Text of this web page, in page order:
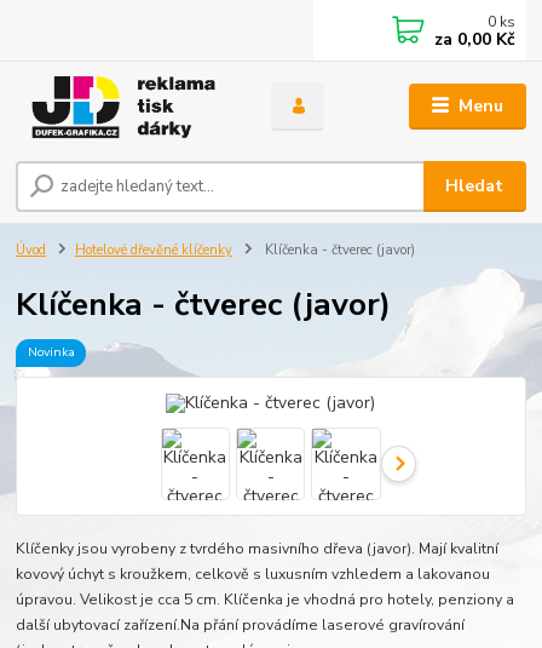
Menu
Hledat
0 ks
za 0,00 Kč
Úvod Hotelové dřevěné klíčenky Klíčenka - čtverec (javor)
Klíčenka - čtverec (javor)
Novinka
Klíčenky jsou vyrobeny z tvrdého masivního dřeva (javor). Mají kvalitní
kovový úchyt s kroužkem, celkově s luxusním vzhledem a lakovanou
úpravou. Velikost je cca 5 cm. Klíčenka je vhodná pro hotely, penziony a
další ubytovací zařízení.Na přání provádíme laserové gravírování